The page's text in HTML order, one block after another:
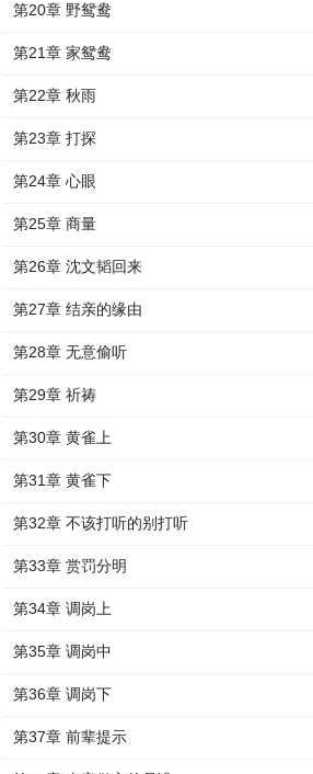
第20章 野鸳鸯
第21章 家鸳鸯
第22章 秋雨
第23章 打探
第24章 心眼
第25章 商量
第26章 沈文韬回来
第27章 结亲的缘由
第28章 无意偷听
第29章 祈祷
第30章 黄雀上
第31章 黄雀下
第32章 不该打听的别打听
第33章 赏罚分明
第34章 调岗上
第35章 调岗中
第36章 调岗下
第37章 前辈提示